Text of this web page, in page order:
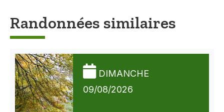
Randonnées similaires
DIMANCHE
09/08/2026